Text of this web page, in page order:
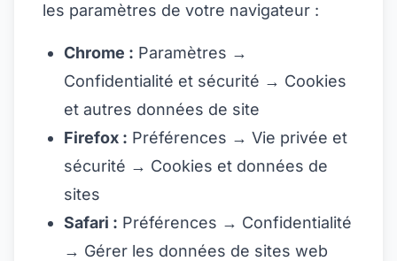
les paramètres de votre navigateur :
Chrome : Paramètres →
Confidentialité et sécurité → Cookies
et autres données de site
Firefox : Préférences → Vie privée et
sécurité → Cookies et données de
sites
Safari : Préférences → Confidentialité
→ Gérer les données de sites web